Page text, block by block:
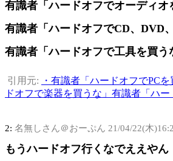
有識者「ハードオフでオーディオ
有識者「ハードオフでCD、DVD
有識者「ハードオフで工具を買う
引用元:
・有識者「ハードオフでPC
ドオフで楽器を買うな」有識者「ハ
2: 名無しさん＠おーぷん 21/04/22(木
もうハードオフ行くなでええやん